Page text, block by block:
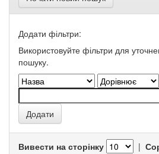
Додати фільтри:
Використовуйте фільтри для
пошуку.
Вивести на сторінку |